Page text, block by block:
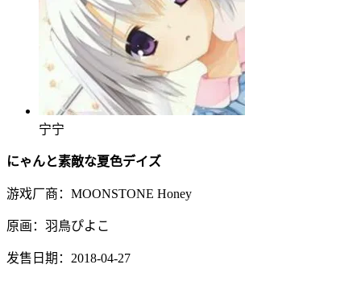
宁宁
にゃんと素敵な夏色デイズ
游戏厂商：MOONSTONE Honey
原画：羽鳥ぴよこ
发售日期：2018-04-27